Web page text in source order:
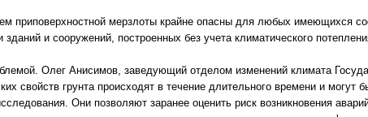
приповерхностной мерзлоты крайне опасны для любых имеющихся
и сооружений, построенных без учета климатического
Олег Анисимов, заведующий отделом изменений климата
свойств грунта происходят в течение длительного времени и могут
Они позволяют заранее оценить риск возникновения